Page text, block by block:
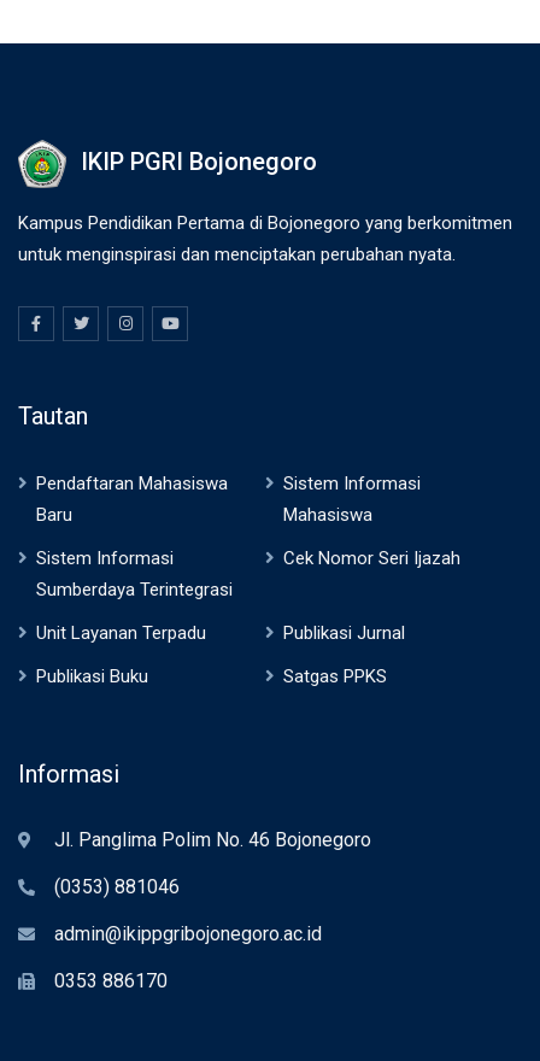
IKIP PGRI Bojonegoro
Kampus Pendidikan Pertama di Bojonegoro yang berkomitmen
untuk menginspirasi dan menciptakan perubahan nyata.
Tautan
Pendaftaran Mahasiswa
Baru
Sistem Informasi
Mahasiswa
Sistem Informasi
Sumberdaya Terintegrasi
Cek Nomor Seri Ijazah
Unit Layanan Terpadu
Publikasi Jurnal
Publikasi Buku
Satgas PPKS
Informasi
Jl. Panglima Polim No. 46 Bojonegoro
(0353) 881046
admin@ikippgribojonegoro.ac.id
0353 886170